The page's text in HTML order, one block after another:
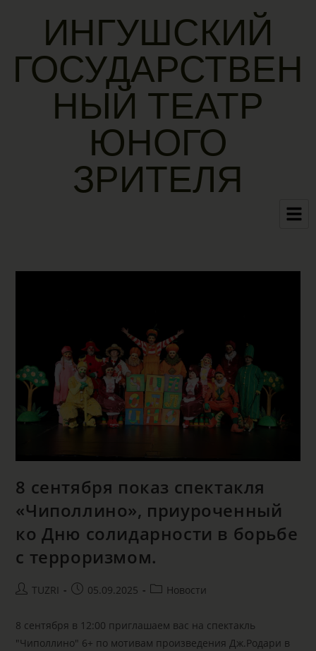
ИНГУШСКИЙ
ГОСУДАРСТВЕН
НЫЙ ТЕАТР
ЮНОГО
ЗРИТЕЛЯ
8 сентября показ спектакля
«Чиполлино», приуроченный
ко Дню солидарности в борьбе
с терроризмом.
TUZRI 05.09.2025 Новости
8 сентября в 12:00 приглашаем вас на спектакль
"Чиполлино" 6+ по мотивам произведения Дж.Родари в